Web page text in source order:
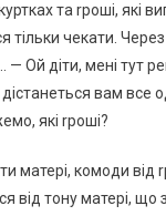
та rроші, які
тільки чекати.
— Ой діти, мені тут
вам все
які rроші?
матері, комоди від
від тону матері,